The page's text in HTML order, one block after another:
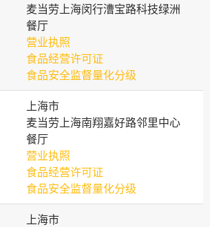
麦当劳上海闵行漕宝路科技绿洲
餐厅
营业执照
食品经营许可证
食品安全监督量化分级
上海市
麦当劳上海南翔嘉好路邻里中心
餐厅
营业执照
食品经营许可证
食品安全监督量化分级
上海市